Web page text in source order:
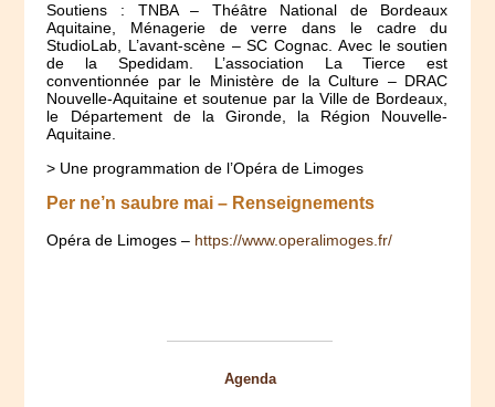
Soutiens : TNBA – Théâtre National de Bordeaux
Aquitaine, Ménagerie de verre dans le cadre du
StudioLab, L’avant-scène – SC Cognac. Avec le soutien
de la Spedidam. L’association La Tierce est
conventionnée par le Ministère de la Culture – DRAC
Nouvelle-Aquitaine et soutenue par la Ville de Bordeaux,
le Département de la Gironde, la Région Nouvelle-
Aquitaine.
> Une programmation de l’Opéra de Limoges
Per ne’n saubre mai – Renseignements
Opéra de Limoges – https://www.operalimoges.fr/
Agenda